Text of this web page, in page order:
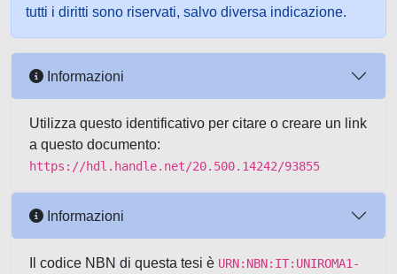
tutti i diritti sono riservati, salvo diversa indicazione.
Informazioni
Utilizza questo identificativo per citare o creare un link
a questo documento:
https://hdl.handle.net/20.500.14242/93855
Informazioni
Il codice NBN di questa tesi è URN:NBN:IT:UNIROMA1-